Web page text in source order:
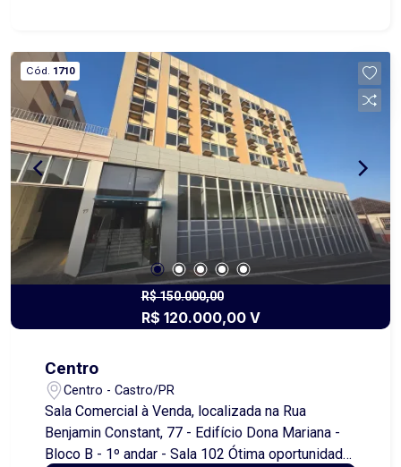
Nações é conhecido por sua infraestrutura
completa, com fácil acesso a escolas,
supermercados, restaurantes e áreas de lazer,
oferecendo qualidade de vida e comodidade para
seus moradores. Além disso, a valorização
constante da região garante um excelente retorno
sobre o investimento. Não perca essa chance de
adquirir um terreno em um dos melhores locais
da cidade. Entre em contato conosco para mais
informações e agende uma visita!
Cód. 1710
R$ 150.000,00
R$ 120.000,00 V
Centro
Centro - Castro/PR
Sala Comercial à Venda, localizada na Rua
Benjamin Constant, 77 - Edifício Dona Mariana -
Bloco B - 1º andar - Sala 102 Ótima oportunidade!